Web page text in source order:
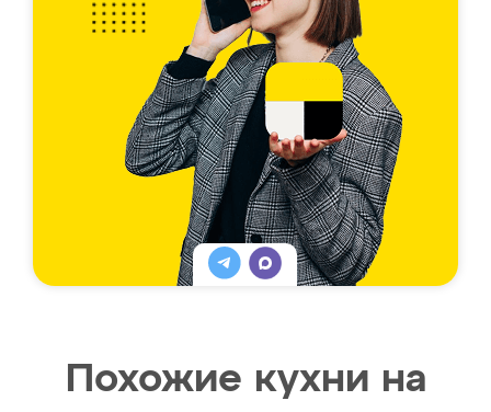
Похожие кухни на